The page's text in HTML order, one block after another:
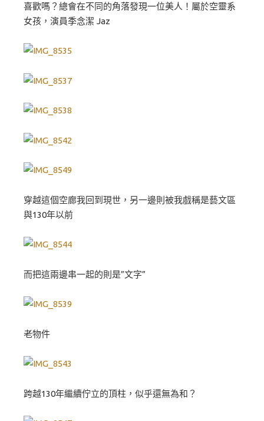
喜歡嗎？總會在不同的角落發現一位美人！屬於空靈系
女孩，演員季念潔 Jaz
穿越這個空廊我回到現世，另一邊則被我戲稱是藝文區
與130年以前
而把這兩邊串一起的則是”文字”
老物件
跨越130年繼續佇立的頂柱，似乎還無為和？